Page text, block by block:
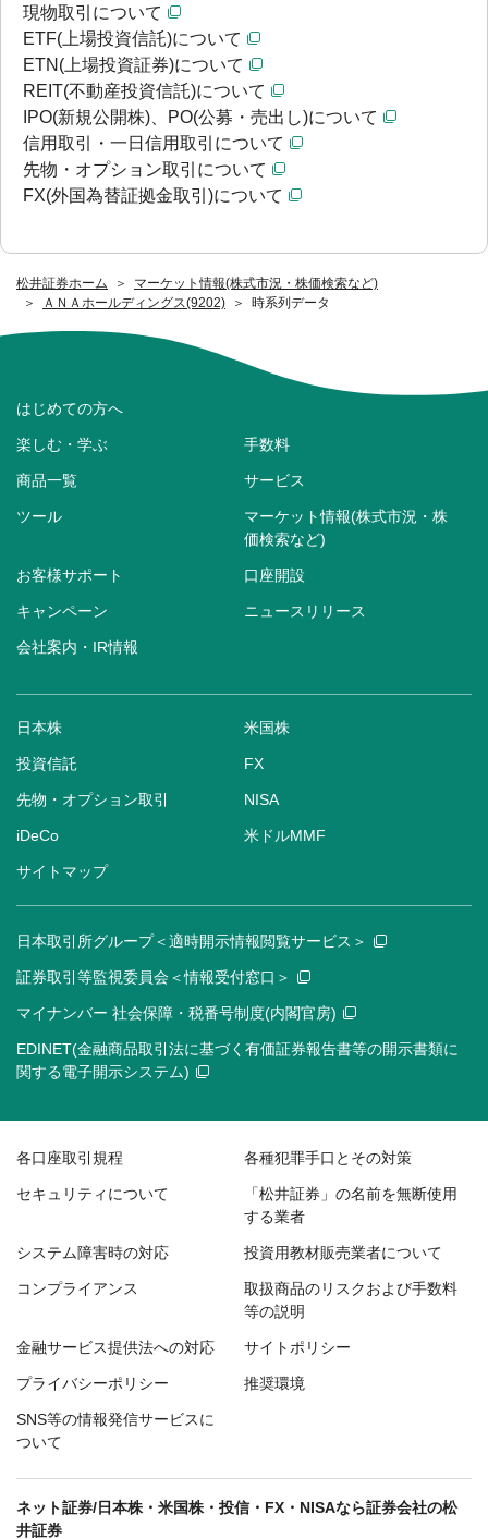
松井証券ホーム
マーケット情報(株式市況・株価検索など)
ＡＮＡホールディングス(9202)
時系列データ
現物取引について
ETF(上場投資信託)について
ETN(上場投資証券)について
REIT(不動産投資信託)について
IPO(新規公開株)、PO(公募・売出し)について
信用取引・一日信用取引について
先物・オプション取引について
FX(外国為替証拠金取引)について
はじめての方へ
楽しむ・学ぶ 手数料
商品一覧 サービス
ツール
マーケット情報(株式市況・株
価検索など)
お客様サポート 口座開設
キャンペーン ニュースリリース
会社案内・IR情報
日本株 米国株
投資信託 FX
先物・オプション取引 NISA
iDeCo 米ドルMMF
サイトマップ
日本取引所グループ＜適時開示情報閲覧サービス＞
証券取引等監視委員会＜情報受付窓口＞
マイナンバー 社会保障・税番号制度(内閣官房)
EDINET(金融商品取引法に基づく有価証券報告書等の開示書類に
関する電子開示システム)
各口座取引規程 各種犯罪手口とその対策
セキュリティについて
「松井証券」の名前を無断使用
する業者
システム障害時の対応 投資用教材販売業者について
コンプライアンス
取扱商品のリスクおよび手数料
等の説明
金融サービス提供法への対応 サイトポリシー
プライバシーポリシー 推奨環境
SNS等の情報発信サービスに
ついて
ネット証券/日本株・米国株・投信・FX・NISAなら証券会社の松
井証券